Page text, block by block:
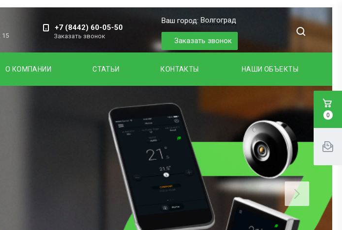
15
+7 (8442) 60-05-50
Заказать звонок
Ваш город: Волгоград
Заказать звонок
О КОМПАНИИ СТАТЬИ КОНТАКТЫ НАШИ ОБЪЕКТЫ
0